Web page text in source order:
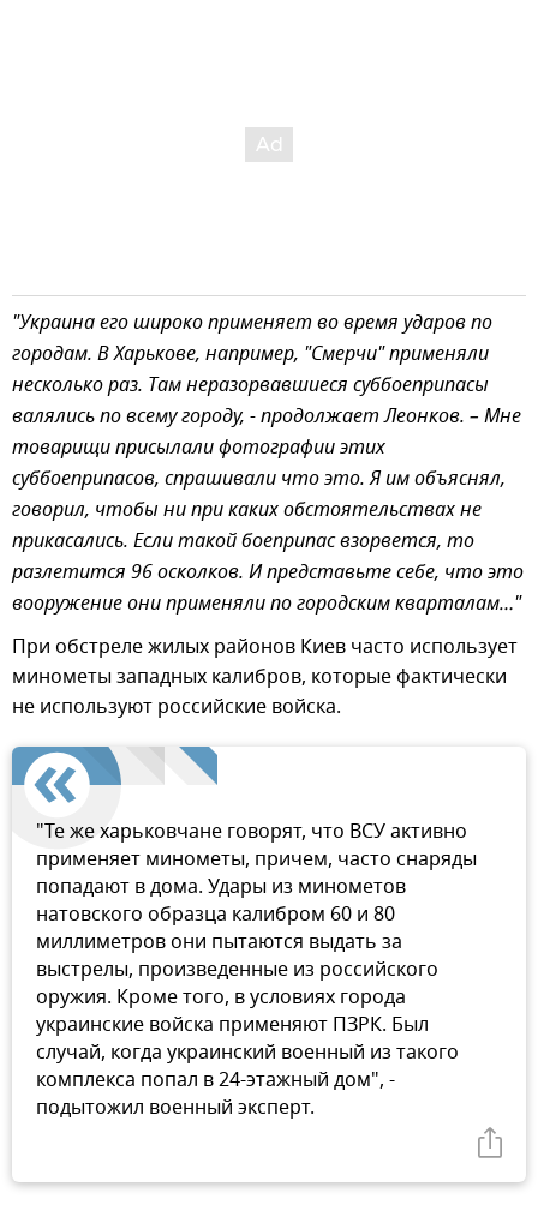
"Украина его широко применяет во время ударов по
городам. В Харькове, например, "Смерчи" применяли
несколько раз. Там неразорвавшиеся суббоеприпасы
валялись по всему городу, - продолжает Леонков. – Мне
товарищи присылали фотографии этих
суббоеприпасов, спрашивали что это. Я им объяснял,
говорил, чтобы ни при каких обстоятельствах не
прикасались. Если такой боеприпас взорвется, то
разлетится 96 осколков. И представьте себе, что это
вооружение они применяли по городским кварталам…"
При обстреле жилых районов Киев часто использует
минометы западных калибров, которые фактически
не используют российские войска.
"Те же харьковчане говорят, что ВСУ активно
применяет минометы, причем, часто снаряды
попадают в дома. Удары из минометов
натовского образца калибром 60 и 80
миллиметров они пытаются выдать за
выстрелы, произведенные из российского
оружия. Кроме того, в условиях города
украинские войска применяют ПЗРК. Был
случай, когда украинский военный из такого
комплекса попал в 24-этажный дом", -
подытожил военный эксперт.